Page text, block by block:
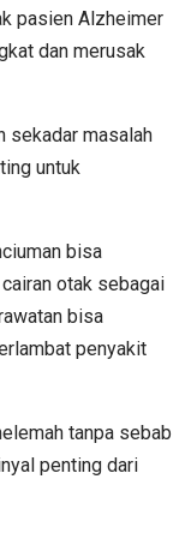
pasien Alzheimer
dan merusak
sekadar masalah
untuk
bisa
otak sebagai
bisa
penyakit
tanpa sebab
penting dari